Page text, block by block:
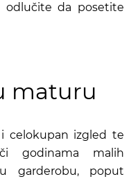
odlučite da posetite
maturu
celokupan izgled te
godinama malih
garderobu, poput